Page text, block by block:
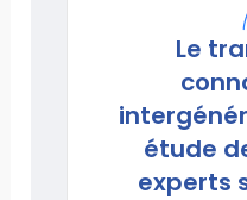
Le
étude
experts